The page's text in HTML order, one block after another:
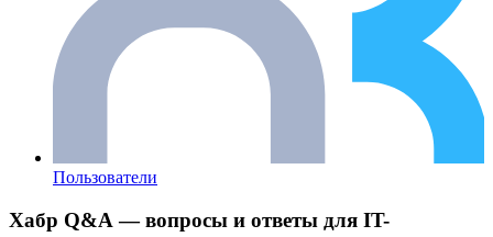
Пользователи
Хабр Q&A — вопросы и ответы для IT-